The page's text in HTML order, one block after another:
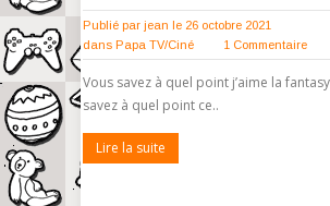
Publié par jean le 26 octobre 2021
dans Papa TV/Ciné 1 Commentaire
Vous savez à quel point j’aime la
savez à quel point ce..
Lire la suite